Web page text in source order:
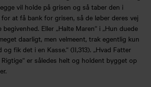
vil holde på grisen og så taber den i
at få bank for grisen, så de løber deres vej
Eller „Halte Maren“ i „Hun duede
daarligt, men velmeent, trak egentlig kun
fik det i en Kasse.“ (II,313). „Hvad Fatter
er således helt og holdent bygget op